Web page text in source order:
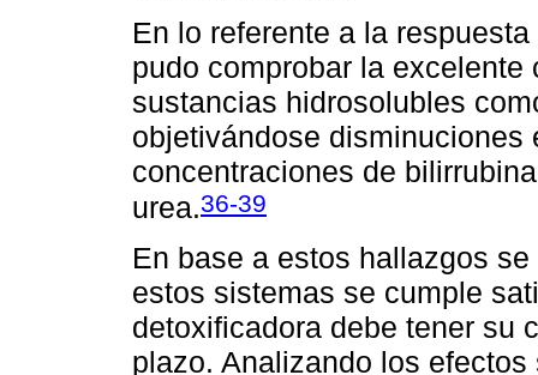
En lo referente a la
pudo comprobar la
sustancias hidrosolubles
objetivándose
concentraciones de
urea.36-39
En base a estos hallazgos
estos sistemas se cumple
detoxificadora debe tener su
plazo. Analizando los